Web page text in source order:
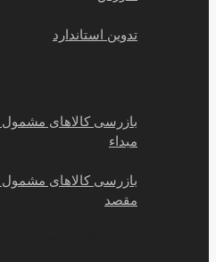
تدوین استاندارد
بازرسی کالاهای مشمول
مبداء
بازرسی کالاهای مشمول
مقصد